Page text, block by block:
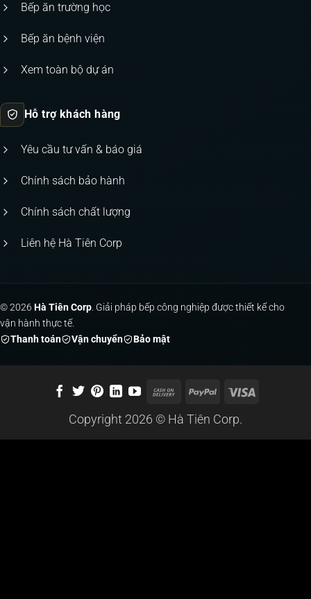
Bếp ăn trường học
Bếp ăn bệnh viện
Xem toàn bộ dự án
Hỗ trợ khách hàng
Yêu cầu tư vấn & báo giá
Chính sách bảo hành
Chính sách chất lượng
Liên hệ Hà Tiên Corp
© 2026 Hà Tiên Corp . Giải pháp bếp công nghiệp được thiết kế cho
vận hành thực tế.
Thanh toán
Vận chuyển Bảo mật
Cash
PayPalVisa
Copyright 2026 © Hà Tiên Corp.